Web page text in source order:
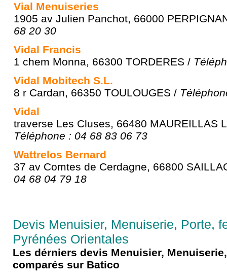
Vial Menuiseries
1905 av Julien Panchot, 66000
68 20 30
Vidal Francis
1 chem Monna, 66300 TORDERES /
Vidal Mobitech S.L.
8 r Cardan, 66350 TOULOUGES /
Vidal
traverse Les Cluses, 66480 MAUREILLAS
Téléphone : 04 68 83 06 73
Wattrelos Bernard
37 av Comtes de Cerdagne, 66800
04 68 04 79 18
Devis Menuisier, Menuiserie, Porte,
Pyrénées Orientales
Les dérniers devis Menuisier,
comparés sur Batico